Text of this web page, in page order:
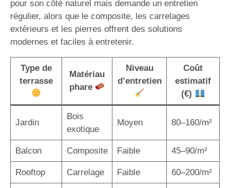
pour son côté naturel mais demande un entretien
régulier, alors que le composite, les carrelages
extérieurs et les pierres offrent des solutions
modernes et faciles à entretenir.
Type de
terrasse
Matériau
phare
Niveau
d’entretien
Coût
estimatif
(€)
Jardin
Bois
exotique
Moyen 80–160/m²
Balcon Composite Faible 45–90/m²
Rooftop Carrelage Faible 60–200/m²